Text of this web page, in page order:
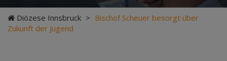
Diözese Innsbruck > Bischof Scheuer besorgt über
Zukunft der Jugend